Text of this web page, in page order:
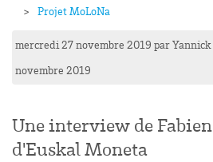
Projet MoLoNa
mercredi 27 novembre 2019 parYannick
novembre 2019
Une interview de
d'Euskal Moneta